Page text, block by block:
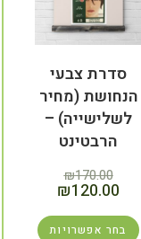
סדרת צבעי
הנחושת (מחיר
לשלישייה) –
הרבטינט
₪170.00
₪120.00
בחר אפשרויות